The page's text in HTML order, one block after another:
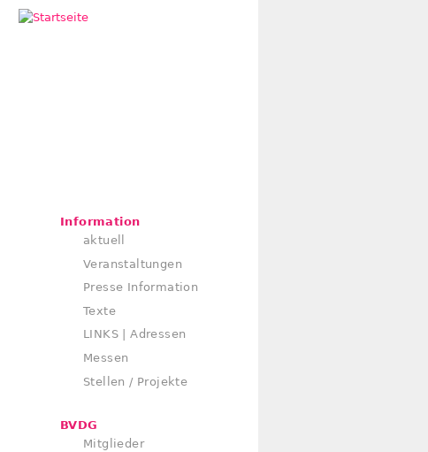
Information
aktuell
Veranstaltungen
Presse Information
Texte
LINKS | Adressen
Messen
Stellen / Projekte
BVDG
Mitglieder